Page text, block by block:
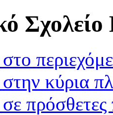
κύρια
πρόσθετες